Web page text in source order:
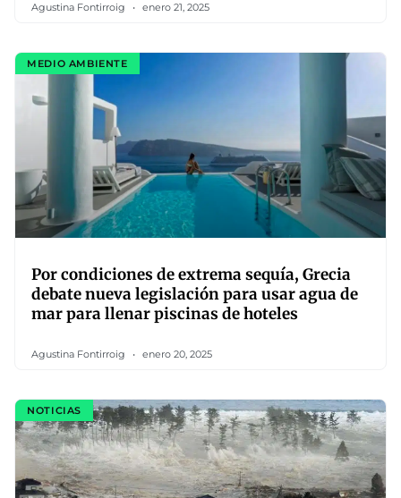
Agustina Fontirroig enero 21, 2025
MEDIO AMBIENTE
Por condiciones de extrema sequía, Grecia
debate nueva legislación para usar agua de
mar para llenar piscinas de hoteles
Agustina Fontirroig enero 20, 2025
NOTICIAS